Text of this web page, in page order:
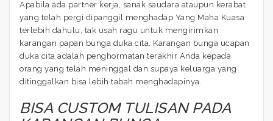
Apabila ada partner kerja, sanak saudara ataupun kerabat
yang telah pergi dipanggil menghadap Yang Maha Kuasa
terlebih dahulu, tak usah ragu untuk mengirimkan
karangan papan bunga duka cita. Karangan bunga ucapan
duka cita adalah penghormatan terakhir Anda kepada
orang yang telah meninggal dan supaya keluarga yang
ditinggalkan bisa lebih tabah menghadapinya.
BISA CUSTOM TULISAN PADA